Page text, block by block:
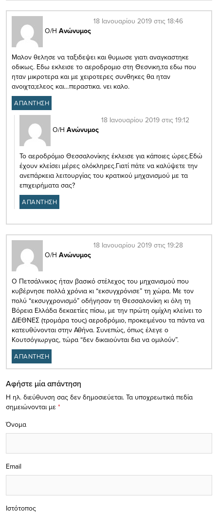
Ο/Η Ανώνυμος
18 Ιανουαρίου 2019 στις 18:46
Μαλον θελησε να ταξιδεψει και θυμωσε γιατι αναγκαστηκε
οδικως. Εδω εκλεισε το αεροδρομιο στη Θεσνικη,τα εδω που
ηταν μικροτερα και με χειροτερες συνθηκες θα ηταν
ανοιχτα;ελεος και…περαστικα. νει καλο.
ΑΠΑΝΤΗΣΗ
Ο/Η Ανώνυμος
18 Ιανουαρίου 2019 στις 19:12
Το αεροδρόμιο Θεσσαλονίκης έκλεισε για κάποιες ώρες.Εδώ
έχουν κλείσει μέρες ολόκληρες.Γιατί πάτε να καλύψετε την
ανεπάρκεια λειτουργίας του κρατικού μηχανισμού με τα
επιχειρήματα σας?
ΑΠΑΝΤΗΣΗ
Ο/Η Ανώνυμος
18 Ιανουαρίου 2019 στις 19:28
Ο Πετσάλνικος ήταν βασικό στέλεχος του μηχανισμού που
κυβέρνησε πολλά χρόνια κι “εκσυγχρόνισε” τη χώρα. Με τον
πολύ “εκσυγχρονισμό” οδήγησαν τη Θεσσαλονίκη κι όλη τη
Βόρεια Ελλάδα δεκαετίες πίσω, με την πρώτη ομίχλη κλείνει το
ΔΙΕΘΝΕΣ (τρομάρα τους) αεροδρόμιο, προκειμένου τα πάντα να
κατευθύνονται στην Αθήνα. Συνεπώς, όπως έλεγε ο
Κουτσόγιωργας, τώρα “δεν δικαιούνται δια να ομιλούν”.
ΑΠΑΝΤΗΣΗ
Αφήστε μία απάντηση
Η ηλ. διεύθυνση σας δεν δημοσιεύεται. Τα υποχρεωτικά πεδία
σημειώνονται με *
Όνομα
Email
Ιστότοπος